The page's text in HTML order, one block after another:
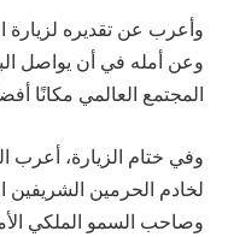
وأعرب عن تقديره لزيارة
وعن أمله في أن يواصل
المجتمع العالمي مكانًا
وفي ختام الزيارة، أعرب
لخادم الحرمين الشريفين
وصاحب السمو الملكي